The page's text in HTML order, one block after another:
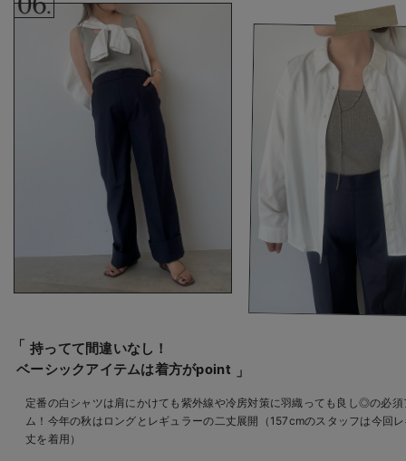
持ってて間違いなし！
ベーシックアイテムは着方がpoint
定番の白シャツは肩にかけても紫外線や冷房対策に羽織っても良し◎の必須
ム！今年の秋はロングとレギュラーの二丈展開（157cmのスタッフは今回
丈を着用）